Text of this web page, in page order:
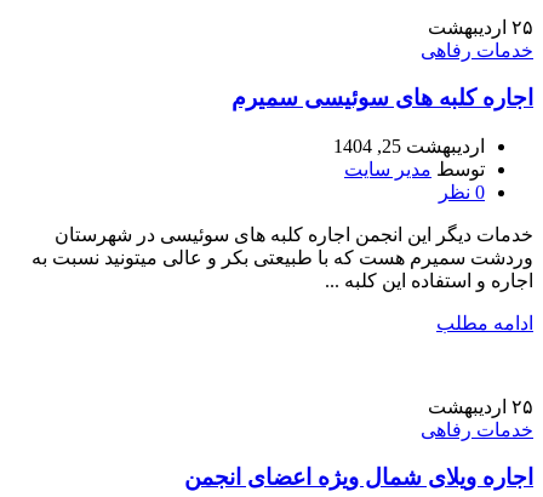
۲۵ اردیبهشت
خدمات رفاهی
اجاره کلبه های سوئیسی سمیرم
اردیبهشت 25, 1404
توسط مدیر سایت
0 نظر
خدمات دیگر این انجمن اجاره کلبه های سوئیسی در شهرستان
وردشت سمیرم هست که با طبیعتی بکر و عالی میتونید نسبت به
اجاره و استفاده این کلبه ...
ادامه مطلب
۲۵ اردیبهشت
خدمات رفاهی
اجاره ویلای شمال ویژه اعضای انجمن